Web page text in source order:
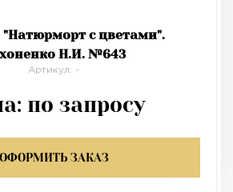
с цветами".
Н.И. №643
Артикул: -
по запросу
ОФОРМИТЬ ЗАКАЗ